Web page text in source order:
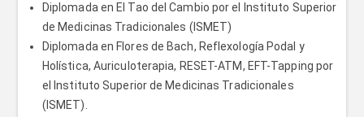
Diplomada en El Tao del Cambio por el Instituto Superior
de Medicinas Tradicionales (ISMET)
Diplomada en Flores de Bach, Reflexología Podal y
Holística, Auriculoterapia, RESET-ATM, EFT-Tapping por
el Instituto Superior de Medicinas Tradicionales
(ISMET).